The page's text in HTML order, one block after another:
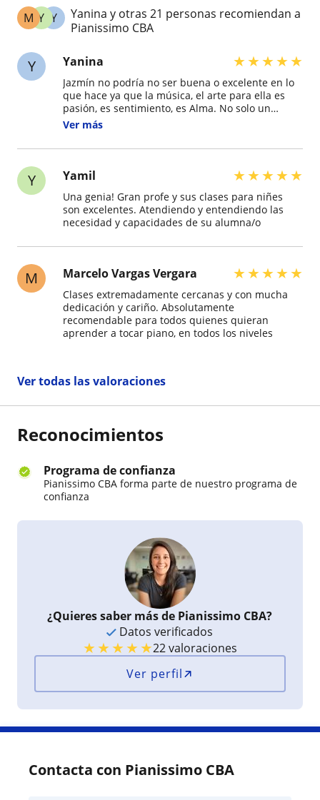
Y
Y
M
Yanina y otras 21 personas recomiendan a
Pianissimo CBA
Y Yanina ★★★★★
Jazmín no podría no ser buena o excelente en lo
que hace ya que la música, el arte para ella es
pasión, es sentimiento, es Alma. No solo un
trabajo, un diplomado o una manera de ganarse
Ver más
Y Yamil ★★★★★
Una genia! Gran profe y sus clases para niñes
son excelentes. Atendiendo y entendiendo las
necesidad y capacidades de su alumna/o
M Marcelo Vargas Vergara ★★★★★
Clases extremadamente cercanas y con mucha
dedicación y cariño. Absolutamente
recomendable para todos quienes quieran
aprender a tocar piano, en todos los niveles
Ver todas las valoraciones
Reconocimientos
Programa de confianza
Pianissimo CBA forma parte de nuestro programa de
confianza
¿Quieres saber más de Pianissimo CBA?
Datos verificados
★★★★★22 valoraciones
Ver perfil
Contacta con Pianissimo CBA